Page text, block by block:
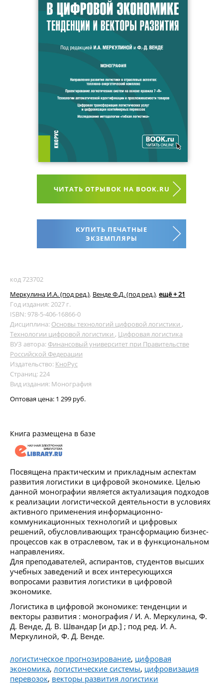
ЧИТАТЬ ОТРЫВОК НА BOOK.RU
КУПИТЬ ПЕЧАТНЫЕ
ЭКЗЕМПЛЯРЫ
код 723702
Меркулина И.А. (под ред.), Венде Ф.Д. (под ред.), ещё + 21
Год издания: 2027 г.
ISBN: 978-5-406-16866-0
Дисциплина: Основы технологий цифровой логистики ,
Технологии цифровой логистики , Цифровая логистика
ВУЗ автора: Финансовый университет при Правительстве
Российской Федерации
Издательство: КноРус
Страниц: 224
Вид издания: Монография
Оптовая цена: 1 299 руб.
Книга размещена в базе
Посвящена практическим и прикладным аспектам
развития логистики в цифровой экономике. Целью
данной монографии является актуализация подходов
к реализации логистической деятельности в условиях
активного применения информационно-
коммуникационных технологий и цифровых
решений, обусловливающих трансформацию бизнес-
процессов как в отраслевом, так и в функциональном
направлениях.
Для преподавателей, аспирантов, студентов высших
учебных заведений и всех интересующихся
вопросами развития логистики в цифровой
экономике.
Логистика в цифровой экономике: тенденции и
векторы развития : монография / И. А. Меркулина, Ф.
Д. Венде, Д. В. Швандар [и др.] ; под ред. И. А.
Меркулиной, Ф. Д. Венде.
логистическое прогнозирование, цифровая
экономика, логистические системы, цифровизация
перевозок, векторы развития логистики